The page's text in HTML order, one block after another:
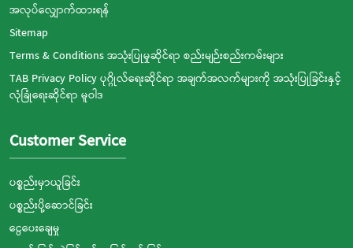
အလုပ်လျှောက်ထားရန်
Sitemap
Terms & Conditions အသုံးပြုမှုဆိုင်ရာ စည်းမျဉ်းစည်းကမ်းများ
TAB Privacy Policy ပုဂ္ဂိုလ်ရေးဆိုင်ရာ အချက်အလက်များကို အသုံးပြုခြင်းနှင့်
လုံခြုံရေးဆိုင်ရာ မူဝါဒ
Customer Service
ပစ္စည်းမှာယူခြင်း
ပစ္စည်းပို့ဆောင်ခြင်း
ငွေပေးချေမှု